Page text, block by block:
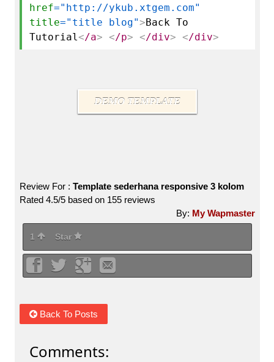
href="http://ykub.xtgem.com"
title="title blog">Back To
Tutorial </a> </p> </div> </div>
DEMO TEMPLATE
Review For : Template sederhana responsive 3 kolom
Rated 4.5/5 based on 155reviews
By: My Wapmaster
1 Star
Back To Posts
Comments: